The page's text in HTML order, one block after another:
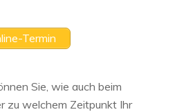
Termin
Sie, wie auch beim
zu welchem Zeitpunkt Ihr